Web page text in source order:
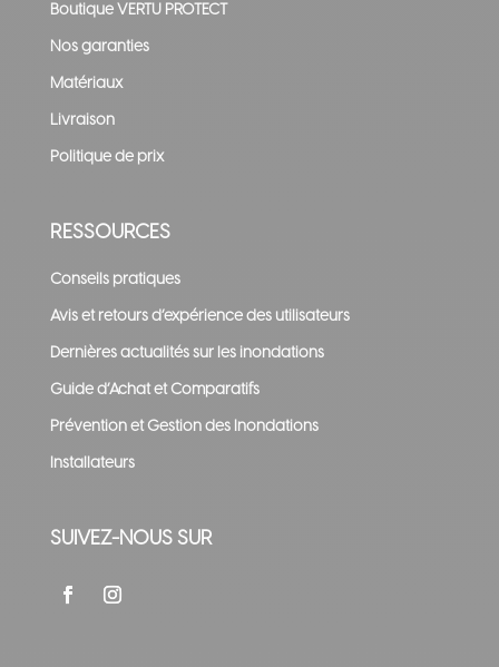
Boutique VERTU PROTECT
Nos garanties
Matériaux
Livraison
Politique de prix
RESSOURCES
Conseils pratiques
Avis et retours d’expérience des utilisateurs
Dernières actualités sur les inondations
Guide d’Achat et Comparatifs
Prévention et Gestion des Inondations
Installateurs
SUIVEZ-NOUS SUR